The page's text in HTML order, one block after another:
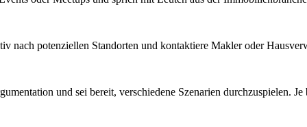
nach potenziellen Standorten und kontaktiere Makler oder
und sei bereit, verschiedene Szenarien durchzuspielen.